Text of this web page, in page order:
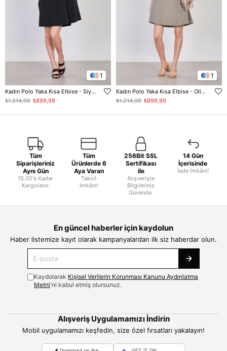
1
Kadın Polo Yaka Kısa Elbise - Siyah
₺899,99
₺1.214,99
1
Kadın Polo Yaka Kısa Elbise - Olive
₺899,99
₺1.214,99
Tüm
Siparişleriniz
Aynı Gün
16.00'a Kadar
Kargolanır.
Tüm
Ürünlerde 6
Aya Varan
Taksit
İmkânı!
256Bit SSL
Sertifikası
ile
Alışverişte
Bilgileriniz
Güvende.
14 Gün
İçerisinde
İade İmkânı!
En güncel haberler için kaydolun
Haber listemize kayıt olarak kampanyalardan ilk siz haberdar olun.
Kaydolarak Kişisel Verilerin Korunması Kanunu Aydınlatma
Metni'ni kabul etmiş olursunuz.
Alışveriş Uygulamamızı İndirin
Mobil uygulamamızı keşfedin, size özel fırsatları yakalayın!